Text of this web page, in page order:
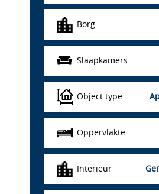
Borg
Slaapkamers
Object type
Oppervlakte
Interieur